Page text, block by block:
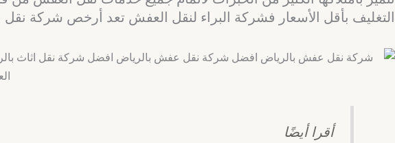
التغليف بأقل الأسعار فشركة البراء لنقل العفش تعد أرخص شركة
أقرا أيضًا